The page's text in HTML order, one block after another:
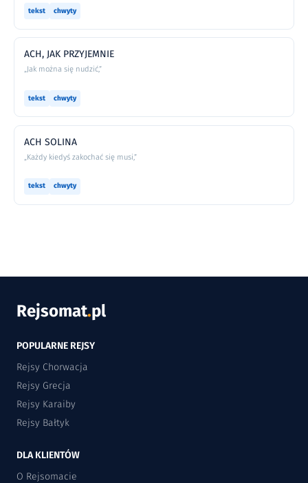
tekst chwyty
ACH, JAK PRZYJEMNIE
„Jak można się nudzić,”
tekst chwyty
ACH SOLINA
„Każdy kiedyś zakochać się musi,”
tekst chwyty
Rejsomat.pl
POPULARNE REJSY
Rejsy Chorwacja
Rejsy Grecja
Rejsy Karaiby
Rejsy Bałtyk
DLA KLIENTÓW
O Rejsomacie